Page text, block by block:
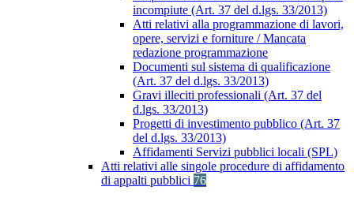
incompiute (Art. 37 del d.lgs. 33/2013)
Atti relativi alla programmazione di lavori,
opere, servizi e forniture / Mancata
redazione programmazione
Documenti sul sistema di qualificazione
(Art. 37 del d.lgs. 33/2013)
Gravi illeciti professionali (Art. 37 del
d.lgs. 33/2013)
Progetti di investimento pubblico (Art. 37
del d.lgs. 33/2013)
Affidamenti Servizi pubblici locali (SPL)
Atti relativi alle singole procedure di affidamento
di appalti pubblici 76